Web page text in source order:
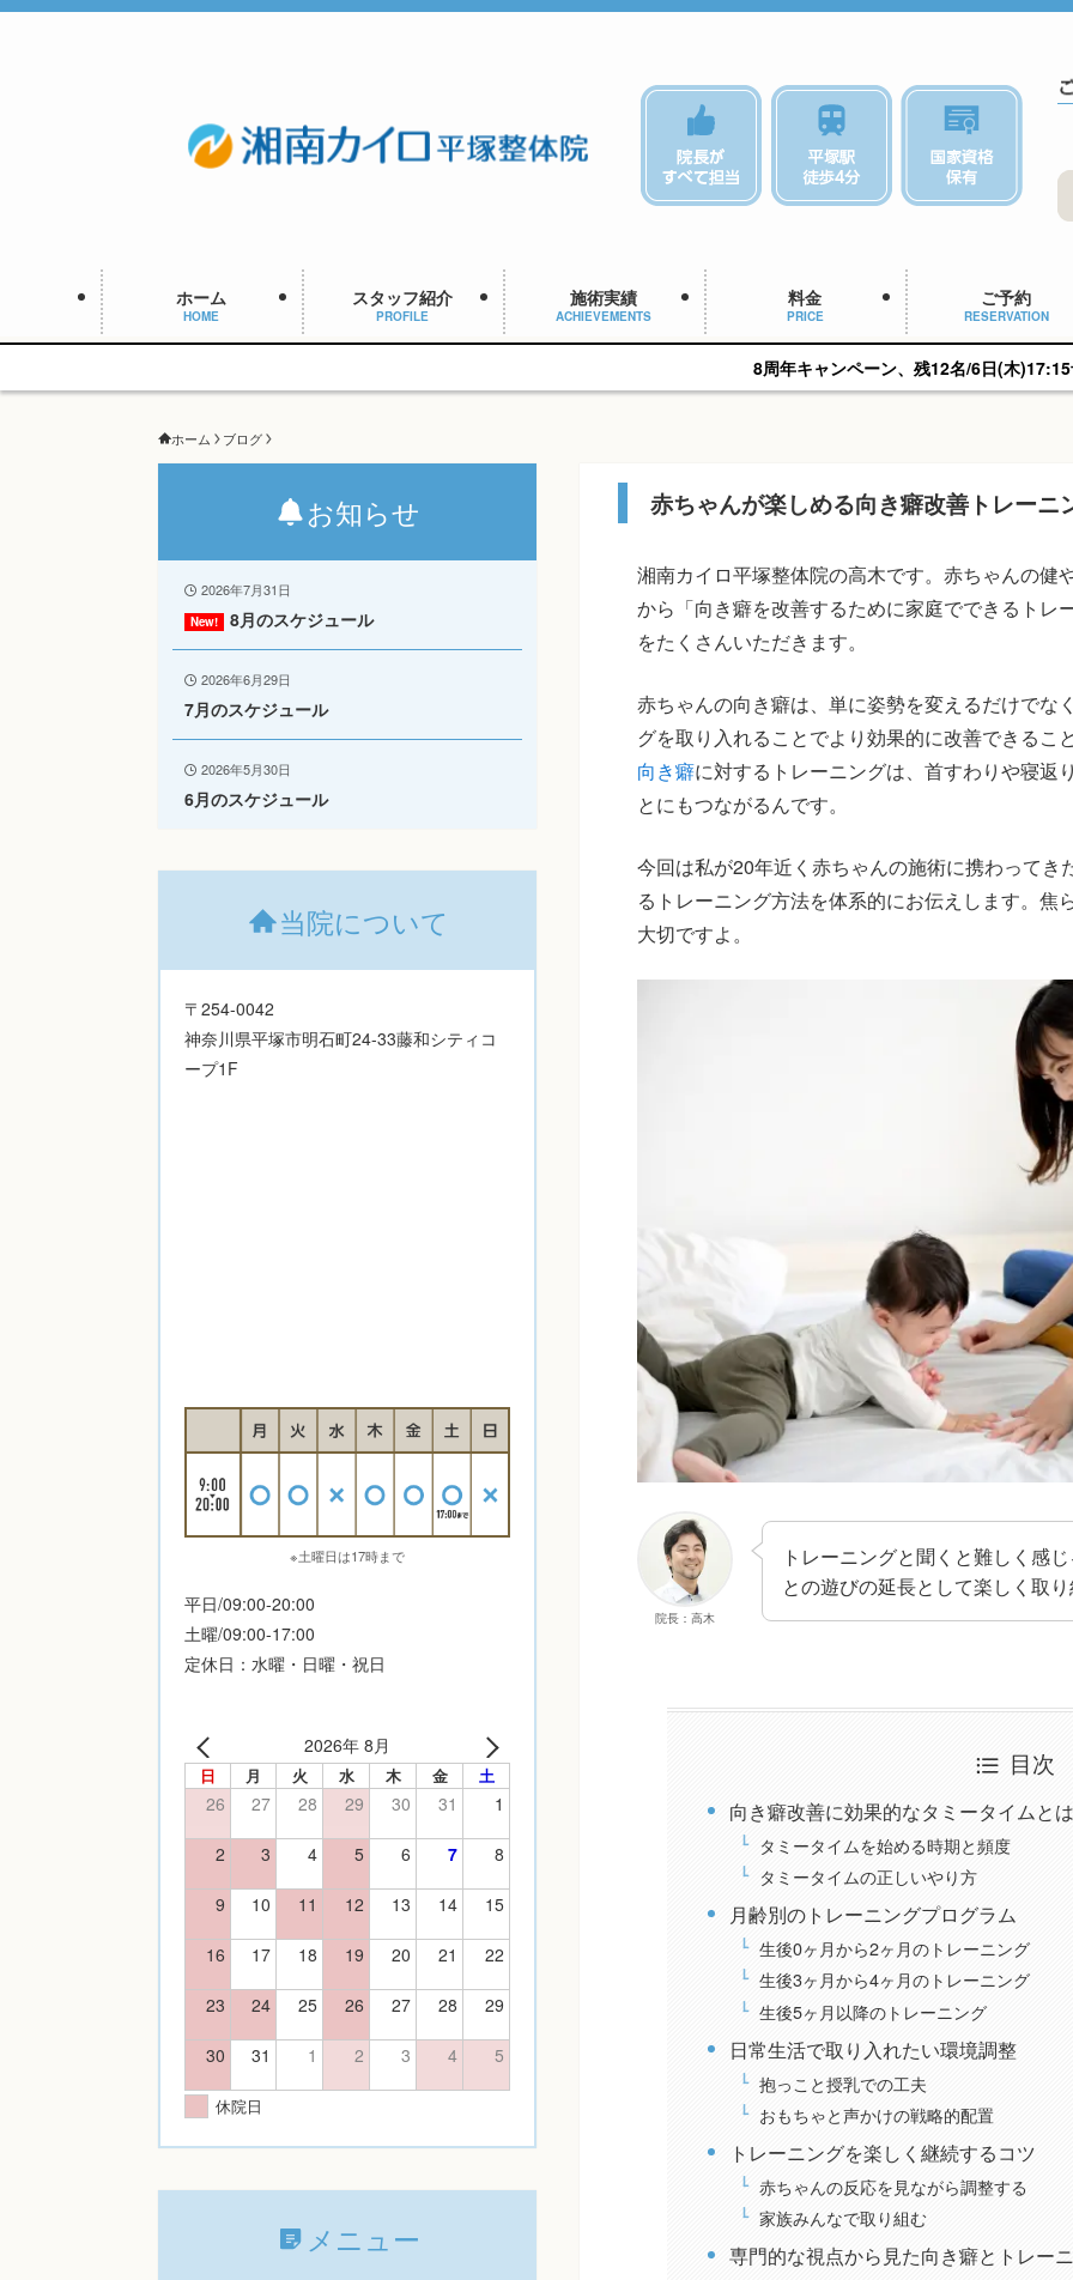
ホーム
HOME
スタッフ紹介
PROFILE
施術実績
ACHIEVEMENTS
料金
PRICE
ご予約
RESERVATION
8周年キャンペーン、残12名/6日(木)17:15予約可能です。
ホーム ブログ
赤ちゃんが楽しめる向き癖改善トレーニ
湘南カイロ平塚整体院の高木です。赤ちゃんの健
から「向き癖を改善するために家庭でできるトレ
をたくさんいただきます。
赤ちゃんの向き癖は、単に姿勢を変えるだけでな
グを取り入れることでより効果的に改善できるこ
向き癖に対するトレーニングは、首すわりや寝返
とにもつながるんです。
今回は私が20年近く赤ちゃんの施術に携わって
るトレーニング方法を体系的にお伝えします。焦
大切ですよ。
院長：高木
トレーニングと聞くと難しく感
との遊びの延長として楽しく取
目次
向き癖改善に効果的なタミータイムと
タミータイムを始める時期と頻度
タミータイムの正しいやり方
月齢別のトレーニングプログラム
生後0ヶ月から2ヶ月のトレーニング
生後3ヶ月から4ヶ月のトレーニング
生後5ヶ月以降のトレーニング
日常生活で取り入れたい環境調整
抱っこと授乳での工夫
おもちゃと声かけの戦略的配置
トレーニングを楽しく継続するコツ
赤ちゃんの反応を見ながら調整する
家族みんなで取り組む
専門的な視点から見た向き癖とトレー
お知らせ
2026年7月31日
8月のスケジュール
2026年6月29日
7月のスケジュール
2026年5月30日
6月のスケジュール
当院について
〒254-0042
神奈川県平塚市明石町24-33藤和シティコ
ープ1F
※土曜日は17時まで
平日/09:00-20:00
土曜/09:00-17:00
定休日：水曜・日曜・祝日
2026年 8月
日 月 火 水 木 金 土
26 27 28 29 30 31 1
2 3 4 5 6 7 8
9 10 11 12 13 14 15
16 17 18 19 20 21 22
23 24 25 26 27 28 29
30 31 1 2 3 4 5
休院日
メニュー